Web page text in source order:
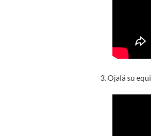
3. Ojalá su